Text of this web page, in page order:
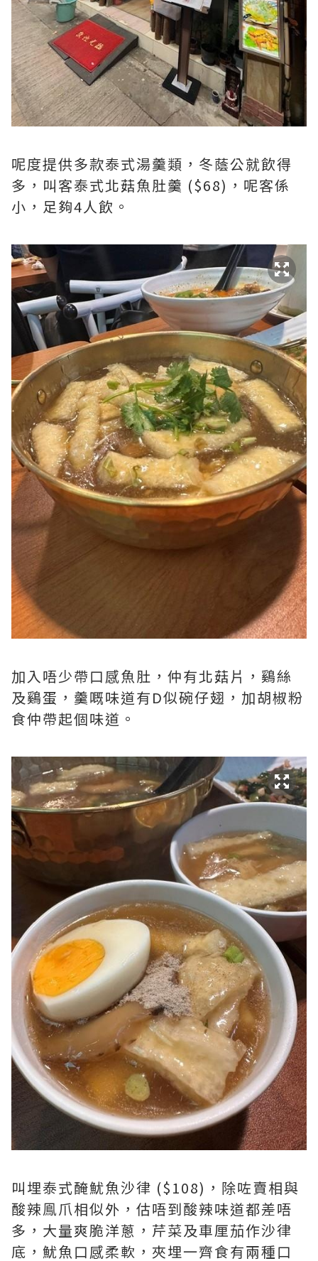
呢度提供多款泰式湯羹類，冬蔭公就飲得
多，叫客泰式北菇魚肚羹 ($68)，呢客係
小，足夠4人飲。
加入唔少帶口感魚肚，仲有北菇片，鷄絲
及鷄蛋，羹嘅味道有D似碗仔翅，加胡椒粉
食仲帶起個味道。
叫埋泰式醃魷魚沙律 ($108)，除咗賣相與
酸辣鳯爪相似外，估唔到酸辣味道都差唔
多，大量爽脆洋蔥，芹菜及車厘茄作沙律
底，魷魚口感柔軟，夾埋一齊食有兩種口